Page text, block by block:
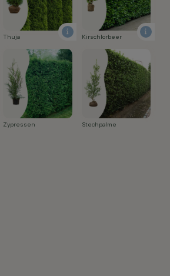
Thuja Kirschlorbeer
Zypressen Stechpalme